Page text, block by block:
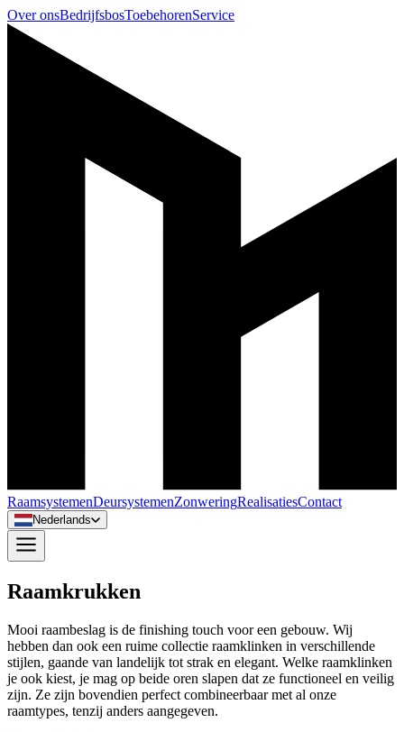
Over onsBedrijfsbosToebehorenService
RaamsystemenDeursystemenZonweringRealisatiesContact
Nederlands
Raamkrukken
Mooi raambeslag is de finishing touch voor een gebouw. Wij
hebben dan ook een ruime collectie raamklinken in verschillende
stijlen, gaande van landelijk tot strak en elegant. Welke raamklinken
je ook kiest, je mag op beide oren slapen dat ze functioneel en veilig
zijn. Ze zijn bovendien perfect combineerbaar met al onze
raamtypes, tenzij anders aangegeven.